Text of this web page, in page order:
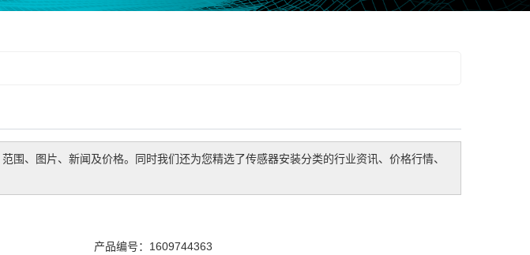
围、图片、新闻及价格。同时我们还为您精选了传感器安装分类的行业资讯、价格行情、
产品编号：1609744363